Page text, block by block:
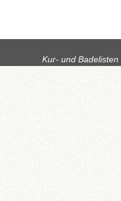
Rathaus
Kur und
Tourismus
Kur- und Badelisten